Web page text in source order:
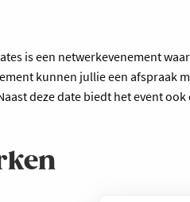
is een netwerkevenement
kunnen jullie een afspraak
deze date biedt het event